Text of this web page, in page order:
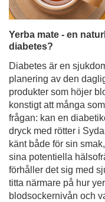
Yerba mate - en
diabetes?
Diabetes är en
planering av den
produkter som höjer
konstigt att många
frågan: kan en
dryck med rötter i
känt både för sin
sina potentiella
förhåller det sig med
titta närmare på hur
blodsockernivån och